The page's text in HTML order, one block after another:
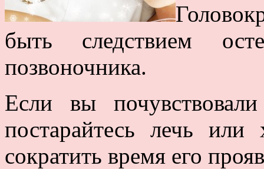
быть следствием
позвоночника.
Если вы
постарайтесь лечь
сократить время его